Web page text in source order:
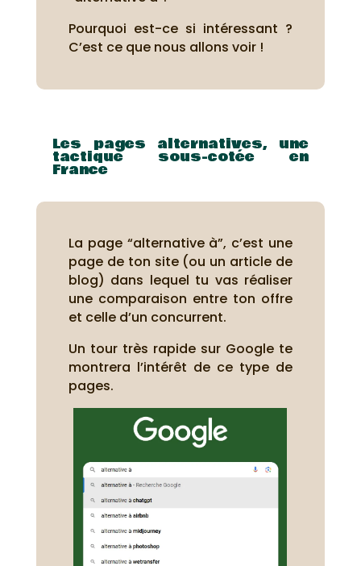
Pourquoi est-ce si intéressant ?
C’est ce que nous allons voir !
Les pages alternatives, une
tactique sous-cotée en
France
La page “alternative à”, c’est une
page de ton site (ou un article de
blog) dans lequel tu vas réaliser
une comparaison entre ton offre
et celle d’un concurrent.
Un tour très rapide sur Google te
montrera l’intérêt de ce type de
pages.